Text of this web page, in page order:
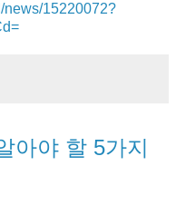
news/15220072?
아야 할 5가지